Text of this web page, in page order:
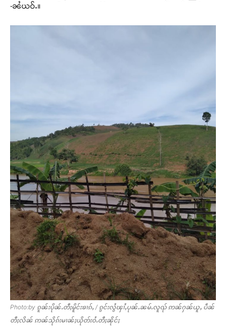
-ၼႆယဝ်ႉ။
Photo:by ၵူၼ်းပိုၼ်ႉတီႈမိူင်းၶၢၵ်ႇ / ၵွင်းလွႆၾၢႆႇပုၼ်ႉၼမ်ႉလူၺ် ဢၼ်ႁၼ်ယူႇ ပဵၼ်
တီႈလိၼ် ဢၼ်သိုၵ်းမၢၼ်ႈယိုတ်းဝႆႉတီႈၼိုင်ႈ